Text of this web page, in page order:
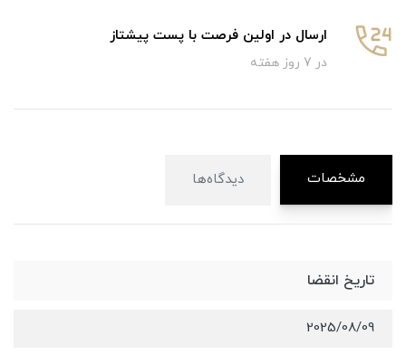
ارسال در اولین فرصت با پست پیشتاز
در 7 روز هفته
مشخصات دیدگاه‌ها
تاریخ انقضا
2025/08/09